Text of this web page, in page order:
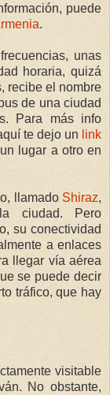
puede
.
unas
horaria, quizá
recibe el nombre
de una ciudad
Para más info
te dejo un link
lugar a otro en
llamado Shiraz,
ciudad. Pero
su conectividad
a enlaces
llegar vía aérea
se puede decir
tráfico, que hay
visitable
No obstante,